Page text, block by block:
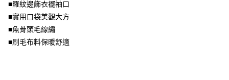
買賣價金債權讓與本公司後，依約使用本公司帳單繳交帳款。
資料（包含姓名、電話或地址）提供予台灣大哥大進項蒐集、處理及利用，
由本公司與您本人進行分期帳單所需資料之確認、核對及更正。
3.完整用戶服務條款，請詳閱以下連結：
後付繳納相關費用。
※ 交易是否成功請以「AFTEE先享後付 」之結帳頁面顯示為準，若有關於
是否繳費成功／繳費後需取消欲退款等相關疑問，請聯繫「AFTEE先享後付
客戶支援中心」
付款後7-11取貨
每筆NT$70，滿NT$699(含以上)免運費
宅配
■羅紋邊飾衣襬袖口
■實用口袋美觀大方
■魚骨頭毛線繡
■刷毛布料保暖舒適